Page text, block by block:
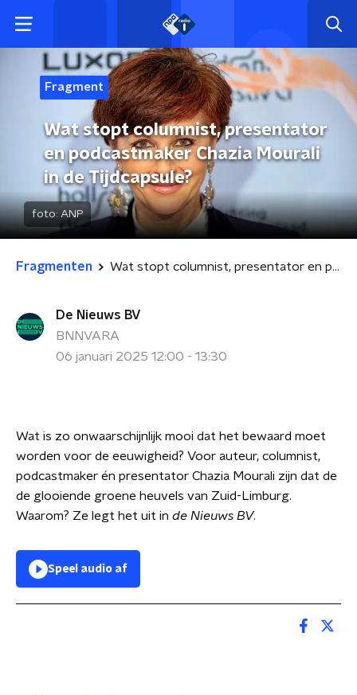
Fragment
Wat stopt columnist, presentator
en podcastmaker Chazia Mourali
in de Tijdcapsule?
foto: ANP
Fragmenten Wat stopt columnist, presentator en podcastmaker Chazia Mourali in de Tijdcapsule?
De Nieuws BV
BNNVARA
06 januari 2025 12:00 - 13:30
Wat is zo onwaarschijnlijk mooi dat het bewaard moet
worden voor de eeuwigheid? Voor auteur, columnist,
podcastmaker én presentator Chazia Mourali zijn dat de
de glooiende groene heuvels van Zuid-Limburg.
Waarom? Ze legt het uit in de Nieuws BV.
Speel audio af